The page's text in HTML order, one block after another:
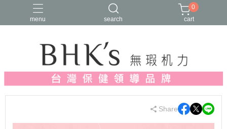
menu search
人氣推薦 多入優惠 日常維他命
漢方養生
蔓越莓/私密保養
0
cart
Share